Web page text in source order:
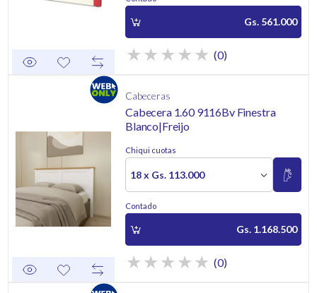
Gs. 561.000
(0)
Cabeceras
Cabecera 1.60 9116Bv Finestra
Blanco|Freijo
Chiqui cuotas
18 x Gs. 113.000
Contado
Gs. 1.168.500
(0)